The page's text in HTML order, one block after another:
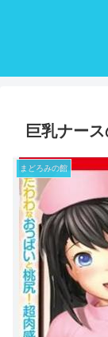
巨乳ナー
まどろみの館